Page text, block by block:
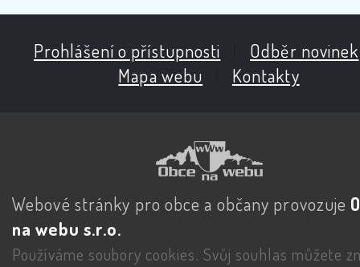
Prohlášení o přístupnosti Odběr novinek
Mapa webu
Kontakty
Webové stránky pro obce a občany provozuje
na webu s.r.o.
Používáme soubory cookies. Svůj souhlas můžete